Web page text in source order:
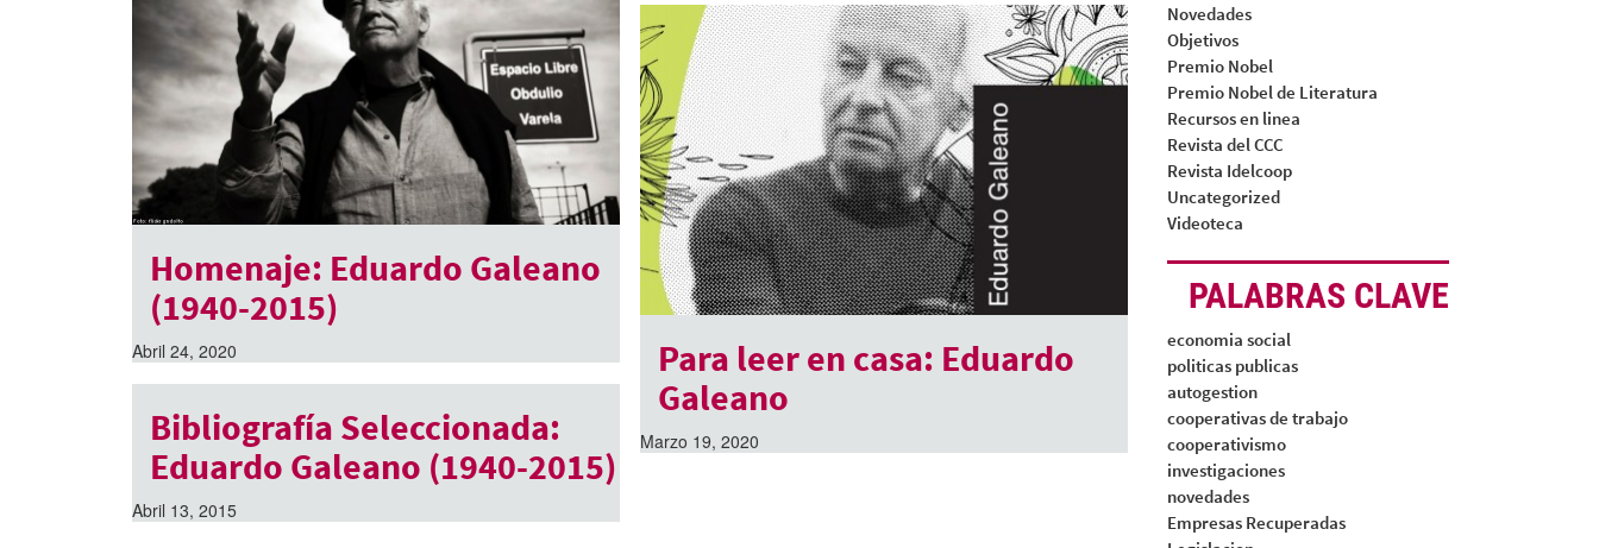
Homenaje: Eduardo Galeano
(1940-2015)
Abril 24, 2020
Para leer en casa: Eduardo
Galeano
Marzo 19, 2020
Bibliografía Seleccionada:
Eduardo Galeano (1940-2015)
Abril 13, 2015
Novedades
Objetivos
Premio Nobel
Premio Nobel de Literatura
Recursos en linea
Revista del CCC
Revista Idelcoop
Uncategorized
Videoteca
PALABRAS CLAVE
economia social
politicas publicas
autogestion
cooperativas de trabajo
cooperativismo
investigaciones
novedades
Empresas Recuperadas